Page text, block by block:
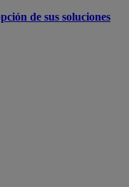
de sus soluciones